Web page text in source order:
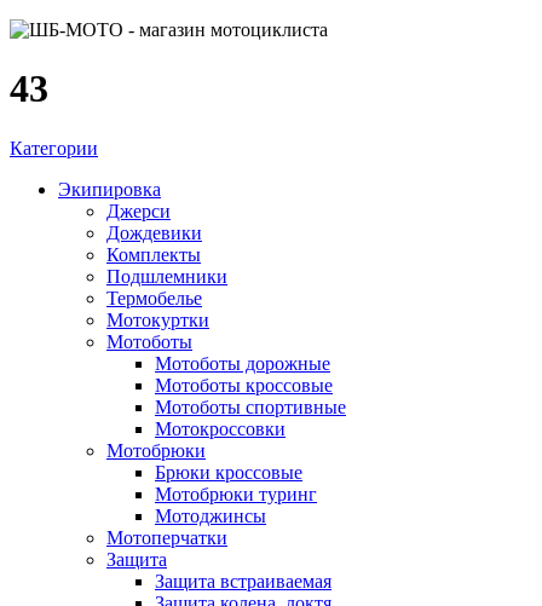
43
Категории
Экипировка
Джерси
Дождевики
Комплекты
Подшлемники
Термобелье
Мотокуртки
Мотоботы
Мотоботы дорожные
Мотоботы кроссовые
Мотоботы спортивные
Мотокроссовки
Мотобрюки
Брюки кроссовые
Мотобрюки туринг
Мотоджинсы
Мотоперчатки
Защита
Защита встраиваемая